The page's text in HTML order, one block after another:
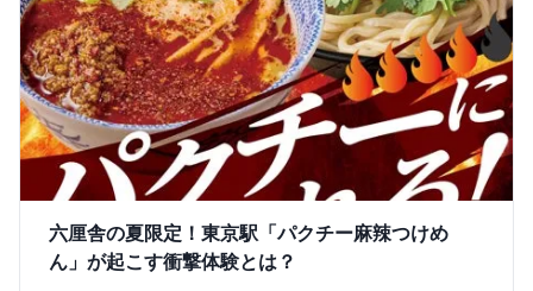
六厘舎の夏限定！東京駅「パクチー麻辣つけめ
ん」が起こす衝撃体験とは？